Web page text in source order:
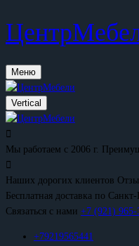
Меню
Vertical
Мы работаем с 2006 г.
Наших дорогих клиентов
Бесплатная доставка по Санкт-
Связаться с нами +7 (921) 965-
+79219565441